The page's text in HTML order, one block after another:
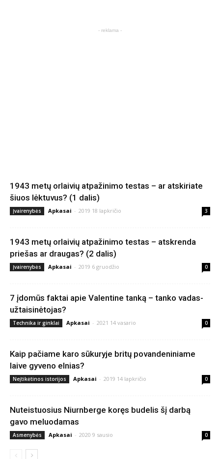
- reklama -
1943 metų orlaivių atpažinimo testas – ar atskiriate
šiuos lėktuvus? (1 dalis)
Įvairenybės Apkasai - 2019 18 lapkričio 3
1943 metų orlaivių atpažinimo testas – atskrenda
priešas ar draugas? (2 dalis)
Įvairenybės Apkasai - 2019 6 gruodžio 0
7 įdomūs faktai apie Valentine tanką – tanko vadas-
užtaisinėtojas?
Technika ir ginklai Apkasai - 2021 14 vasario 0
Kaip pačiame karo sūkuryje britų povandeniniame
laive gyveno elnias?
Neįtikėtinos istorijos Apkasai - 2019 14 lapkričio 0
Nuteistuosius Niurnberge koręs budelis šį darbą
gavo meluodamas
Asmenybės Apkasai - 2020 9 sausio 0